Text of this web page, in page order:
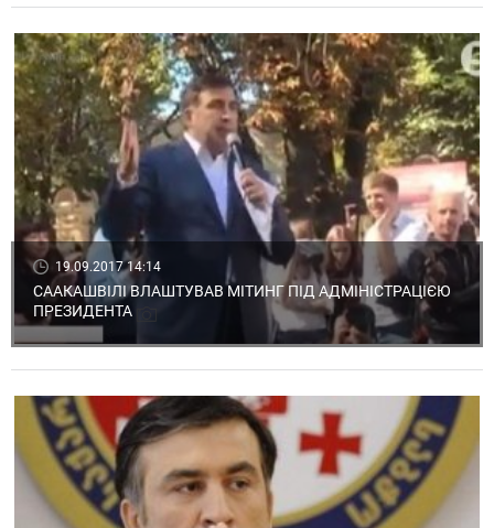
19.09.2017 14:14
СААКАШВІЛІ ВЛАШТУВАВ МІТИНГ ПІД АДМІНІСТРАЦІЄЮ
ПРЕЗИДЕНТА